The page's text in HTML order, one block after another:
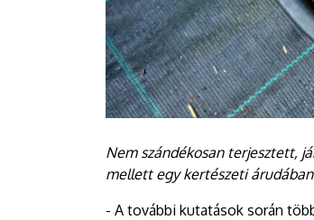
Nem szándékosan terjesztett,
mellett egy kertészeti árudában
- A további kutatások során